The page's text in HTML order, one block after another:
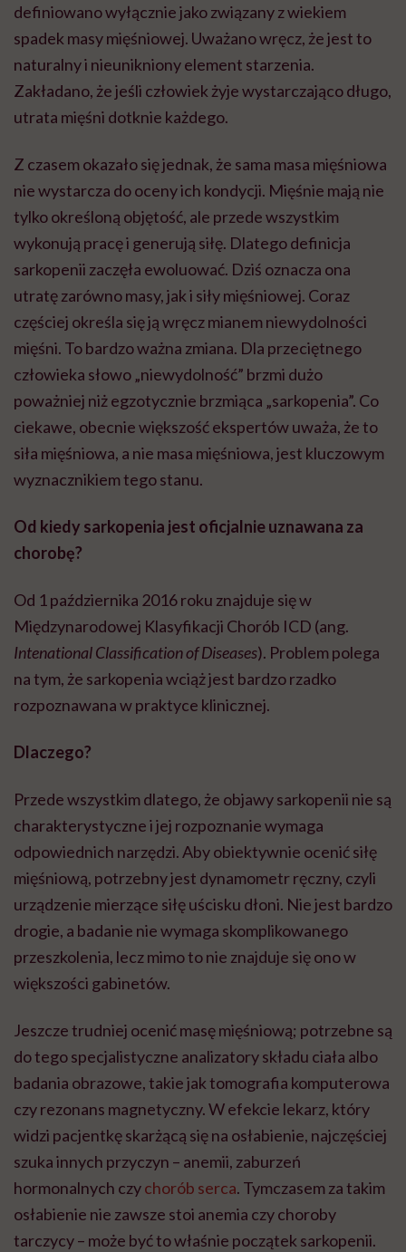
definiowano wyłącznie jako związany z wiekiem
spadek masy mięśniowej. Uważano wręcz, że jest to
naturalny i nieunikniony element starzenia.
Zakładano, że jeśli człowiek żyje wystarczająco długo,
utrata mięśni dotknie każdego.
Z czasem okazało się jednak, że sama masa mięśniowa
nie wystarcza do oceny ich kondycji. Mięśnie mają nie
tylko określoną objętość, ale przede wszystkim
wykonują pracę i generują siłę. Dlatego definicja
sarkopenii zaczęła ewoluować. Dziś oznacza ona
utratę zarówno masy, jak i siły mięśniowej. Coraz
częściej określa się ją wręcz mianem niewydolności
mięśni. To bardzo ważna zmiana. Dla przeciętnego
człowieka słowo „niewydolność” brzmi dużo
poważniej niż egzotycznie brzmiąca „sarkopenia”. Co
ciekawe, obecnie większość ekspertów uważa, że to
siła mięśniowa, a nie masa mięśniowa, jest kluczowym
wyznacznikiem tego stanu.
Od kiedy sarkopenia jest oficjalnie uznawana za
chorobę?
Od 1 października 2016 roku znajduje się w
Międzynarodowej Klasyfikacji Chorób ICD (ang.
Intenational Classification of Diseases). Problem polega
na tym, że sarkopenia wciąż jest bardzo rzadko
rozpoznawana w praktyce klinicznej.
Dlaczego?
Przede wszystkim dlatego, że objawy sarkopenii nie są
charakterystyczne i jej rozpoznanie wymaga
odpowiednich narzędzi. Aby obiektywnie ocenić siłę
mięśniową, potrzebny jest dynamometr ręczny, czyli
urządzenie mierzące siłę uścisku dłoni. Nie jest bardzo
drogie, a badanie nie wymaga skomplikowanego
przeszkolenia, lecz mimo to nie znajduje się ono w
większości gabinetów.
Jeszcze trudniej ocenić masę mięśniową; potrzebne są
do tego specjalistyczne analizatory składu ciała albo
badania obrazowe, takie jak tomografia komputerowa
czy rezonans magnetyczny. W efekcie lekarz, który
widzi pacjentkę skarżącą się na osłabienie, najczęściej
szuka innych przyczyn – anemii, zaburzeń
hormonalnych czychorób serca. Tymczasem za takim
osłabienie nie zawsze stoi anemia czy choroby
tarczycy – może być to właśnie początek sarkopenii.